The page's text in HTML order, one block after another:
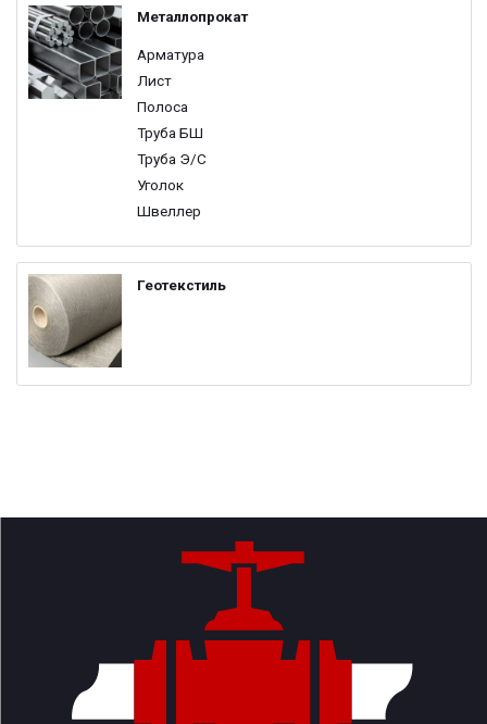
Металлопрокат
Арматура
Лист
Полоса
Труба БШ
Труба Э/С
Уголок
Швеллер
Геотекстиль